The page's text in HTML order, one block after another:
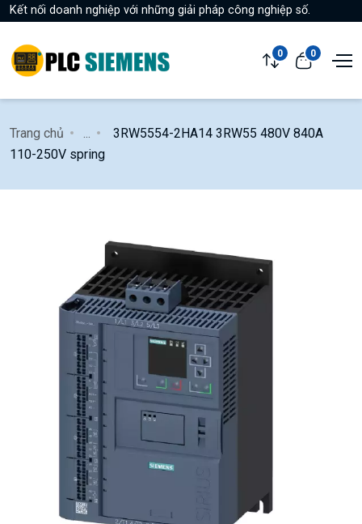
Kết nối doanh nghiệp với những giải pháp công nghiệp số.
0 0
Trang chủ
3RW5554-2HA14 3RW55 480V 840A
110-250V spring